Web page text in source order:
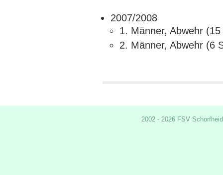
2007/2008
1. Männer, Abwehr
2. Männer, Abwehr (6
2002 - 2026 FSV